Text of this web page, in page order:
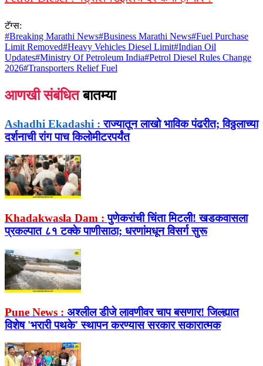
टॅग्स:
#Breaking Marathi News#Business Marathi News#Fuel Purchase
Limit Removed#Heavy Vehicles Diesel Limit#Indian Oil
Updates#Ministry Of Petroleum India#Petrol Diesel Rules Change
2026#Transporters Relief Fuel
आणखी संबंधित बातम्या
Ashadhi Ekadashi : राज्यातून लाखो भाविक पंढरीत; विठ्ठलाच्या
दर्शनाची रांग पाच किलोमीटरपर्यंत
Khadakwasla Dam : पुणेकरांची चिंता मिटली! खडकवासला
प्रकल्पात ८१ टक्के पाणीसाठा; धरणांमधून विसर्ग सुरू
Pune News : अश्लील डीजे लावणीवर चाप बसणार! जिल्ह्यात
विशेष 'भरारी पथके' स्थापन करण्यास सरकार सकारात्मक